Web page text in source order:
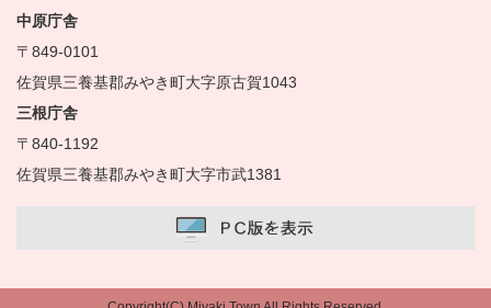
中原庁舎
〒849-0101
佐賀県三養基郡みやき町大字原古賀1043
三根庁舎
〒840-1192
佐賀県三養基郡みやき町大字市武1381